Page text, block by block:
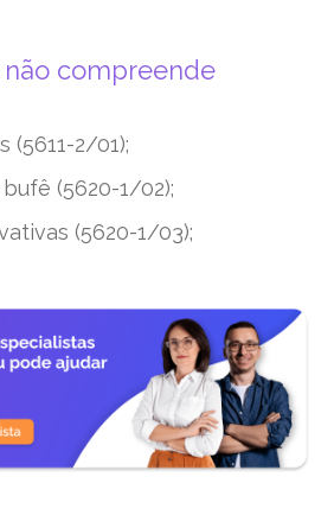
não compreende
(5611-2/01);
(5620-1/02);
(5620-1/03);